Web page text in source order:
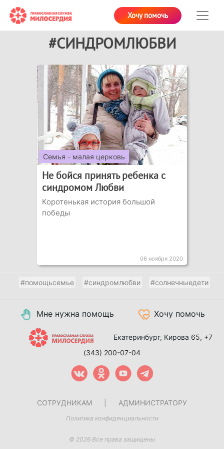
Хочу помочь
#СИНДРОМЛЮБВИ
Семья - малая церковь
Не бойся принять ребенка с
синдромом Любви
Коротенькая история большой
победы
06 ноября 2020
#помощьсемье #синдромлюбви #солнечныедети
Мне нужна помощь Хочу помочь
Екатеринбург, Кирова 65, +7
(343) 200-07-04
СОТРУДНИКАМ АДМИНИСТРАТОРУ
Политика конфиденциальности
© 2026 Все права защищены